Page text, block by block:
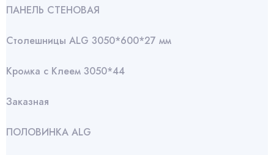
ПАНЕЛЬ СТЕНОВАЯ
Столешницы ALG 3050*600*27 мм
Кромка с Клеем 3050*44
Заказная
ПОЛОВИНКА ALG